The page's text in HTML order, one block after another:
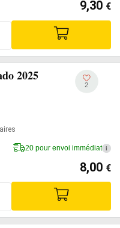
9,30 €
2025
2
20 pour envoi immédiat i
8,00 €